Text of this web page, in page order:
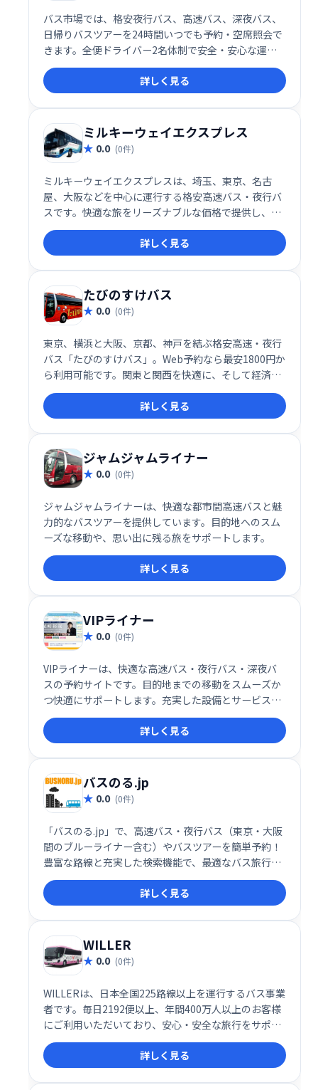
バス市場では、格安夜行バス、高速バス、深夜バス、
日帰りバスツアーを24時間いつでも予約・空席照会で
きます。全便ドライバー2名体制で安全・安心な運行
を徹底。お得で快適なバス旅行を、バス市場でぜひお
楽しみください。
詳しく見る
ミルキーウェイエクスプレス
0.0 (0件)
ミルキーウェイエクスプレスは、埼玉、東京、名古
屋、大阪などを中心に運行する格安高速バス・夜行バ
スです。快適な旅をリーズナブルな価格で提供し、目
的地までの移動をスムーズにサポートします。利便性
とコストパフォーマンスを両立した、お財布に優しい
バス旅行をお楽しみください。
詳しく見る
たびのすけバス
0.0 (0件)
東京、横浜と大阪、京都、神戸を結ぶ格安高速・夜行
バス「たびのすけバス」。Web予約なら最安1800円か
ら利用可能です。関東と関西を快適に、そして経済的
に移動したい方におすすめです。深夜バスなので、時
間を有効活用できます。詳しく見る
ジャムジャムライナー
0.0 (0件)
ジャムジャムライナーは、快適な都市間高速バスと魅
力的なバスツアーを提供しています。目的地へのスム
ーズな移動や、思い出に残る旅をサポートします。
詳しく見る
VIPライナー
0.0 (0件)
VIPライナーは、快適な高速バス・夜行バス・深夜バ
スの予約サイトです。目的地までの移動をスムーズか
つ快適にサポートします。充実した設備とサービス
で、旅の疲れを軽減。ストレスフリーな移動を実現
し、快適な旅をお届けします。
詳しく見る
バスのる.jp
0.0 (0件)
「バスのる.jp」で、高速バス・夜行バス（東京・大阪
間のブルーライナー含む）やバスツアーを簡単予約！
豊富な路線と充実した検索機能で、最適なバス旅行プ
ランを見つけられます。快適な旅を、スムーズに予約
しましょう。
詳しく見る
WILLER
0.0 (0件)
WILLERは、日本全国225路線以上を運行するバス事業
者です。毎日2192便以上、年間400万人以上のお客様
にご利用いただいており、安心・安全な旅行をサポー
トします。WILLER EXPRESSをはじめとする多彩な路
線で、快適な旅をお届けします。
詳しく見る